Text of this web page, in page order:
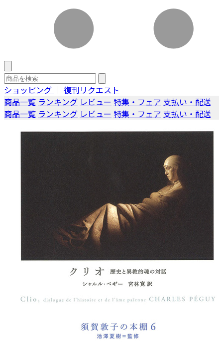
ショッピング ｜ 復刊リクエスト
商品一覧 ランキング レビュー 特集・フェア 支払い・配送
商品一覧 ランキング レビュー 特集・フェア 支払い・配送